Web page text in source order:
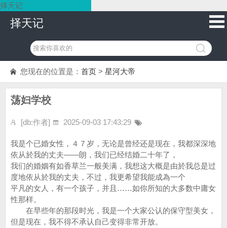
择天记
择天记
您现在的位置是： 首页 > 星河大帝
荡妇学校
[db:作者] 2025-09-03 17:43:29
我是个已婚女性，４７岁，无论是曾经还是现在，我都深深地
依从於我的丈夫——朗，我们已经结婚二十年了，
我们的婚姻有如香草兰一般美满，我想这大概是由於我总是过
度地依从於我的丈夫，不过，我更希望我能成為一个
平凡的女人，有一个孩子，并且……如你所知的大多数中庸女
性那样。
在早些年的那段时光，我是一个大家公认的保守型美女，
但是现在，我不得不承认自己变得非常开放。